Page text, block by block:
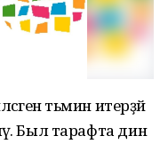
тәьмин итерҙәй
Был тарафта дин